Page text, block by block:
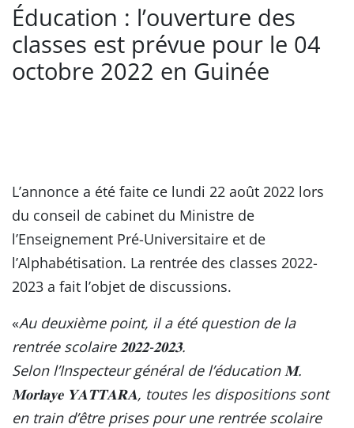
Éducation : l’ouverture des
classes est prévue pour le 04
octobre 2022 en Guinée
L’annonce a été faite ce lundi 22 août 2022 lors
du conseil de cabinet du Ministre de
l’Enseignement Pré-Universitaire et de
l’Alphabétisation. La rentrée des classes 2022-
2023 a fait l’objet de discussions.
«Au deuxième point, il a été question de la
rentrée scolaire 𝟐𝟎𝟐𝟐-𝟐𝟎𝟐𝟑.
Selon l’Inspecteur général de l’éducation 𝐌.
𝐌𝐨𝐫𝐥𝐚𝐲𝐞 𝐘𝐀𝐓𝐓𝐀𝐑𝐀, toutes les dispositions sont
en train d’être prises pour une rentrée scolaire